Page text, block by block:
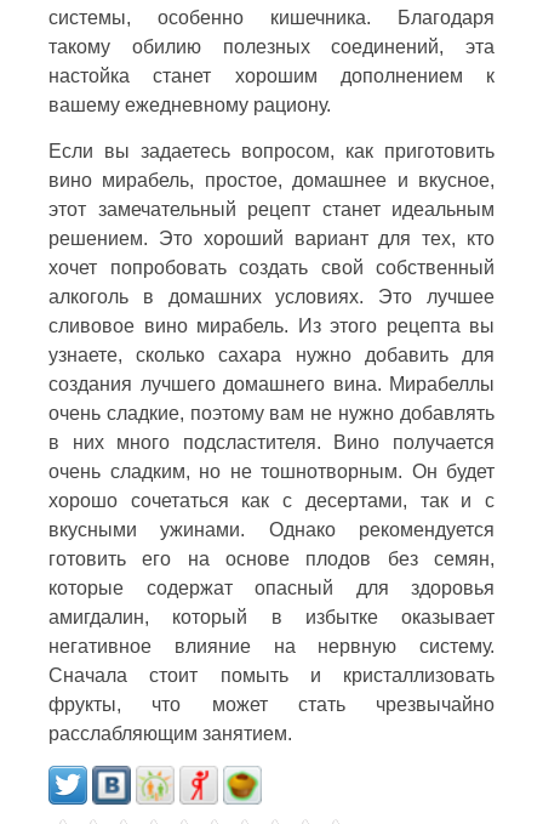
системы, особенно кишечника. Благодаря
такому обилию полезных соединений, эта
настойка станет хорошим дополнением к
вашему ежедневному рациону.
Если вы задаетесь вопросом, как приготовить
вино мирабель, простое, домашнее и вкусное,
этот замечательный рецепт станет идеальным
решением. Это хороший вариант для тех, кто
хочет попробовать создать свой собственный
алкоголь в домашних условиях. Это лучшее
сливовое вино мирабель. Из этого рецепта вы
узнаете, сколько сахара нужно добавить для
создания лучшего домашнего вина. Мирабеллы
очень сладкие, поэтому вам не нужно добавлять
в них много подсластителя. Вино получается
очень сладким, но не тошнотворным. Он будет
хорошо сочетаться как с десертами, так и с
вкусными ужинами. Однако рекомендуется
готовить его на основе плодов без семян,
которые содержат опасный для здоровья
амигдалин, который в избытке оказывает
негативное влияние на нервную систему.
Сначала стоит помыть и кристаллизовать
фрукты, что может стать чрезвычайно
расслабляющим занятием.